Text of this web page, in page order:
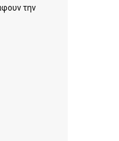
την